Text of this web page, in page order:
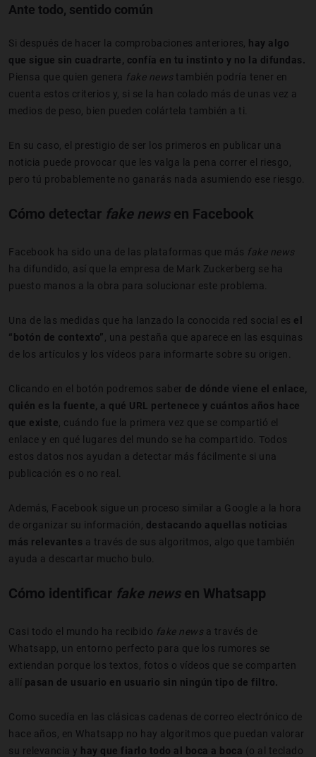
Ante todo, sentido común
Si después de hacer la comprobaciones anteriores, hay algo
que sigue sin cuadrarte, confía en tu instinto y no la difundas.
Piensa que quien genera fake news también podría tener en
cuenta estos criterios y, si se la han colado más de unas vez a
medios de peso, bien pueden colártela también a ti.
En su caso, el prestigio de ser los primeros en publicar una
noticia puede provocar que les valga la pena correr el riesgo,
pero tú probablemente no ganarás nada asumiendo ese riesgo.
Cómo detectar fake newsen Facebook
Facebook ha sido una de las plataformas que más fake news
ha difundido, así que la empresa de Mark Zuckerberg se ha
puesto manos a la obra para solucionar este problema.
Una de las medidas que ha lanzado la conocida red social es el
“botón de contexto” , una pestaña que aparece en las esquinas
de los artículos y los vídeos para informarte sobre su origen.
Clicando en el botón podremos saber de dónde viene el enlace,
quién es la fuente, a qué URL pertenece y cuántos años hace
que existe , cuándo fue la primera vez que se compartió el
enlace y en qué lugares del mundo se ha compartido. Todos
estos datos nos ayudan a detectar más fácilmente si una
publicación es o no real.
Además, Facebook sigue un proceso similar a Google a la hora
de organizar su información, destacando aquellas noticias
más relevantes a través de sus algoritmos, algo que también
ayuda a descartar mucho bulo.
Cómo identificar fake news en Whatsapp
Casi todo el mundo ha recibido fake news a través de
Whatsapp, un entorno perfecto para que los rumores se
extiendan porque los textos, fotos o vídeos que se comparten
allí pasan de usuario en usuario sin ningún tipo de filtro.
Como sucedía en las clásicas cadenas de correo electrónico de
hace años, en Whatsapp no hay algoritmos que puedan valorar
su relevancia y hay que fiarlo todo al boca a boca (o al teclado